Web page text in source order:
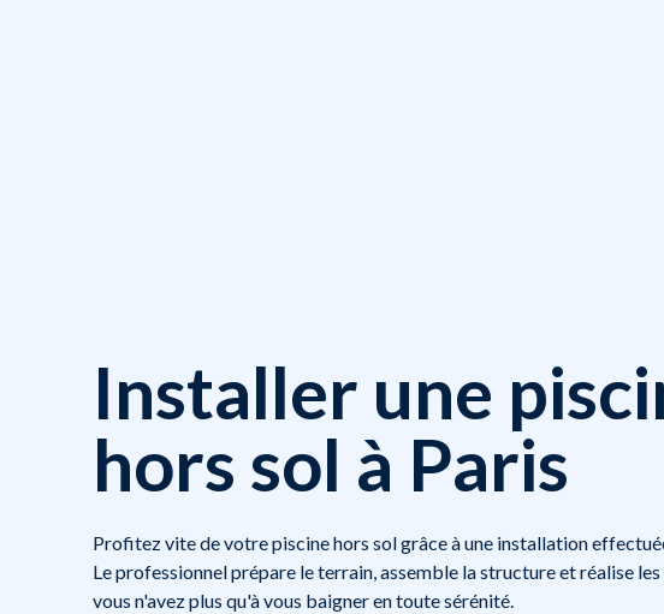
Installer une
hors sol à Paris
Profitez vite de votre piscine hors sol grâce à une installation
Le professionnel prépare le terrain, assemble la structure et réalise
vous n'avez plus qu'à vous baigner en toute sérénité.